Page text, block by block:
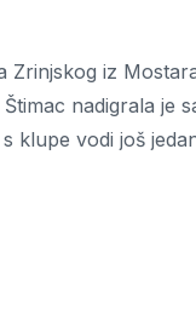
Zrinjskog iz
nadigrala je
klupe vodi još